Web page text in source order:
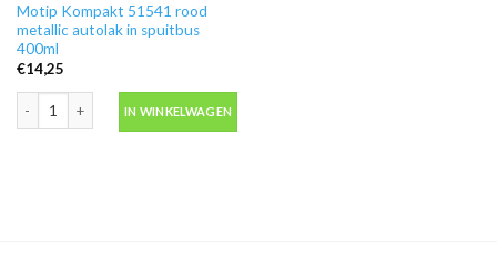
Motip Kompakt 51541 rood
metallic autolak in spuitbus
400ml
€14,25
IN WINKELWAGEN